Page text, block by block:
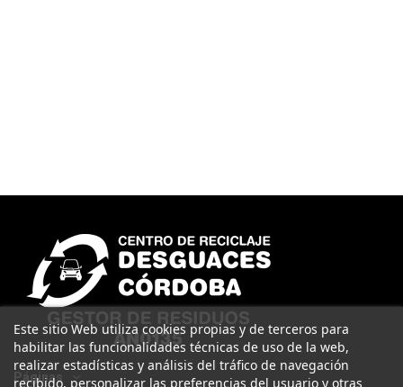
Páginas
Este sitio Web utiliza cookies propias y de terceros para
habilitar las funcionalidades técnicas de uso de la web,
realizar estadísticas y análisis del tráfico de navegación
recibido, personalizar las preferencias del usuario y otras